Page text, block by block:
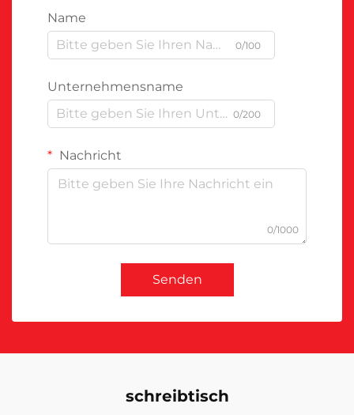
Name
0/100
Unternehmensname
0/200
Nachricht
0/1000
Senden
schreibtisch